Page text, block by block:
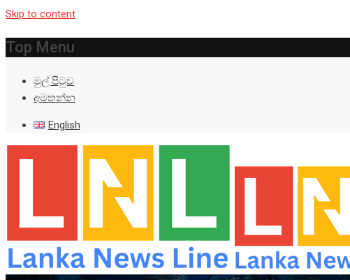
Skip to content
Top Menu
මුල් පිටුව
අමතන්න
English